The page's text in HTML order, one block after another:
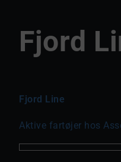
Fjord
Fjord Line
Aktive fartøjer hos